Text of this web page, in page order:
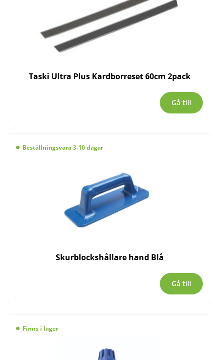
Taski Ultra Plus Kardborreset 60cm 2pack
Gå till
Beställningsvara 3-10 dagar
Skurblockshållare hand Blå
Gå till
Finns i lager